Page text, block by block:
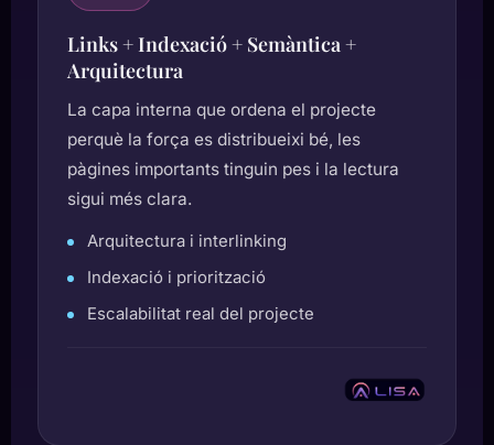
Links + Indexació + Semàntica +
Arquitectura
La capa interna que ordena el projecte
perquè la força es distribueixi bé, les
pàgines importants tinguin pes i la lectura
sigui més clara.
Arquitectura i interlinking
Indexació i priorització
Escalabilitat real del projecte